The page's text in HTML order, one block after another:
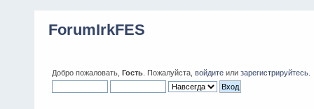
ForumIrkFES
Добро пожаловать, Гость . Пожалуйста, войдите или зарегистрируйтесь